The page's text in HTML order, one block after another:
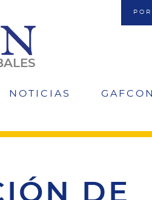
POR
NOTICIAS GAFCON
DE